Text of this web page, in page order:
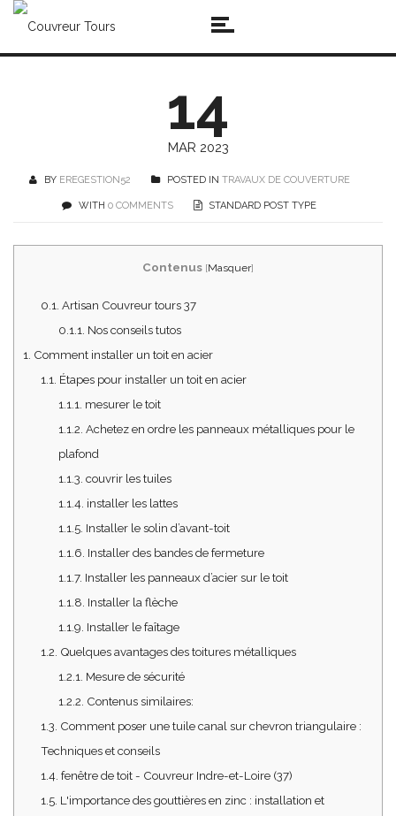
14
MAR 2023
BY EREGESTION52 POSTED IN TRAVAUX DE COUVERTURE
WITH 0 COMMENTS STANDARD POST TYPE
Contenus [Masquer]
0.1. Artisan Couvreur tours 37
0.1.1. Nos conseils tutos
1. Comment installer un toit en acier
1.1. Étapes pour installer un toit en acier
1.1.1. mesurer le toit
1.1.2. Achetez en ordre les panneaux métalliques pour le
plafond
1.1.3. couvrir les tuiles
1.1.4. installer les lattes
1.1.5. Installer le solin d’avant-toit
1.1.6. Installer des bandes de fermeture
1.1.7. Installer les panneaux d’acier sur le toit
1.1.8. Installer la flèche
1.1.9. Installer le faîtage
1.2. Quelques avantages des toitures métalliques
1.2.1. Mesure de sécurité
1.2.2. Contenus similaires:
1.3. Comment poser une tuile canal sur chevron triangulaire :
Techniques et conseils
1.4. fenêtre de toit - Couvreur Indre-et-Loire (37)
1.5. L'importance des gouttières en zinc : installation et